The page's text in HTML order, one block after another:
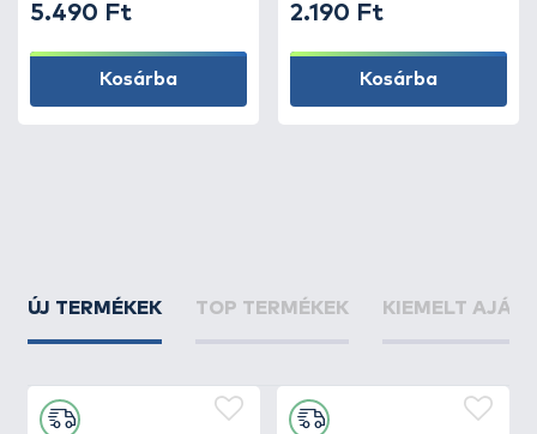
5.490 Ft
Kosárba
2.190 Ft
Kosárba
ÚJ TERMÉKEK TOP TERMÉKEK KIEMELT